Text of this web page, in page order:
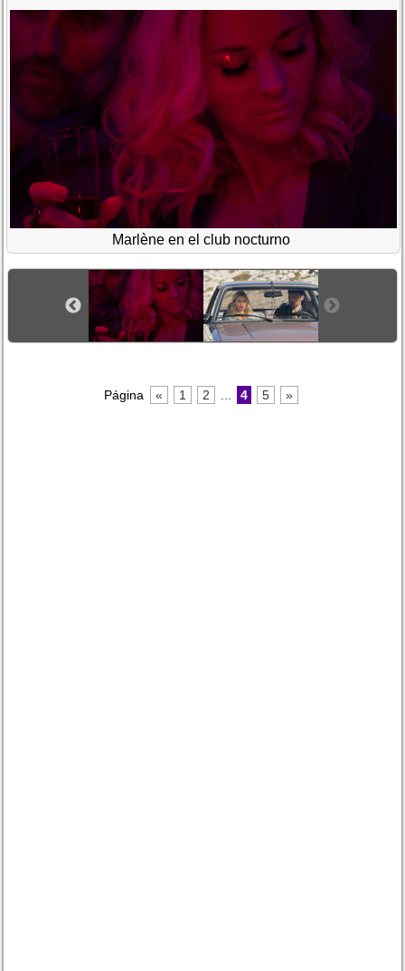
Marlène en el club nocturno
Página « 1 2 4 5 »